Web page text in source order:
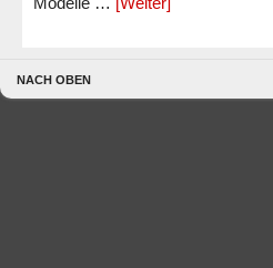
NACH OBEN